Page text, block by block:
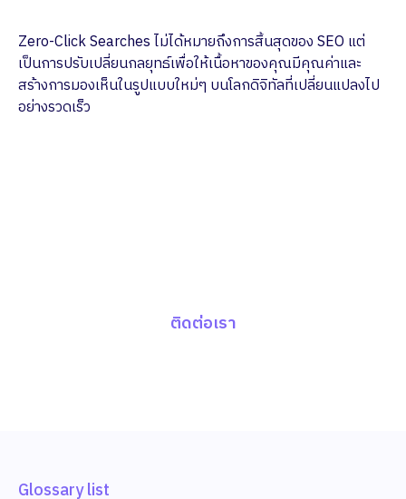
Glossary list
Zero-Click Searches ไม่ได้หมายถึงการสิ้นสุดของ SEO แต่
เป็นการปรับเปลี่ยนกลยุทธ์เพื่อให้เนื้อหาของคุณมีคุณค่าและ
สร้างการมองเห็นในรูปแบบใหม่ๆ บนโลกดิจิทัลที่เปลี่ยนแปลงไป
อย่างรวดเร็ว
ติดต่อเรา